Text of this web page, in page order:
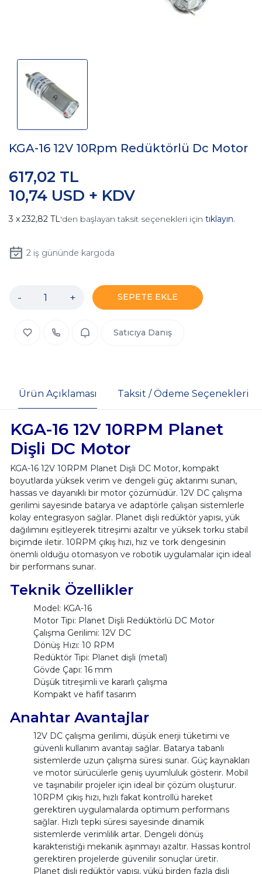
KGA-16 12V 10Rpm Redüktörlü Dc Motor
10,74 USD + KDV
617,02 TL
232,82 TL'den başlayan taksit seçenekleri için tıklayın.
2iş gününde kargoda
- + SEPETE EKLE
Satıcıya Danış
Ürün Açıklaması Taksit / Ödeme Seçenekleri
KGA-16 12V 10RPM Planet
Dişli DC Motor
KGA-16 12V 10RPM Planet Dişli DC Motor, kompakt
boyutlarda yüksek verim ve dengeli güç aktarımı sunan,
hassas ve dayanıklı bir motor çözümüdür. 12V DC çalışma
gerilimi sayesinde batarya ve adaptörle çalışan sistemlerle
kolay entegrasyon sağlar. Planet dişli redüktör yapısı, yük
dağılımını eşitleyerek titreşimi azaltır ve yüksek torku stabil
biçimde iletir. 10RPM çıkış hızı, hız ve tork dengesinin
önemli olduğu otomasyon ve robotik uygulamalar için ideal
bir performans sunar.
Teknik Özellikler
Model: KGA-16
Motor Tipi: Planet Dişli Redüktörlü DC Motor
Çalışma Gerilimi: 12V DC
Dönüş Hızı: 10 RPM
Redüktör Tipi: Planet dişli (metal)
Gövde Çapı: 16 mm
Düşük titreşimli ve kararlı çalışma
Kompakt ve hafif tasarım
Anahtar Avantajlar
12V DC çalışma gerilimi, düşük enerji tüketimi ve
güvenli kullanım avantajı sağlar. Batarya tabanlı
sistemlerde uzun çalışma süresi sunar. Güç kaynakları
ve motor sürücülerle geniş uyumluluk gösterir. Mobil
ve taşınabilir projeler için ideal bir çözüm oluşturur.
10RPM çıkış hızı, hızlı fakat kontrollü hareket
gerektiren uygulamalarda optimum performans
sağlar. Hızlı tepki süresi sayesinde dinamik
sistemlerde verimlilik artar. Dengeli dönüş
karakteristiği mekanik aşınmayı azaltır. Hassas kontrol
gerektiren projelerde güvenilir sonuçlar üretir.
Planet dişli redüktör yapısı, yükü birden fazla dişli